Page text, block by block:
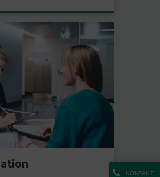
KONTAKT